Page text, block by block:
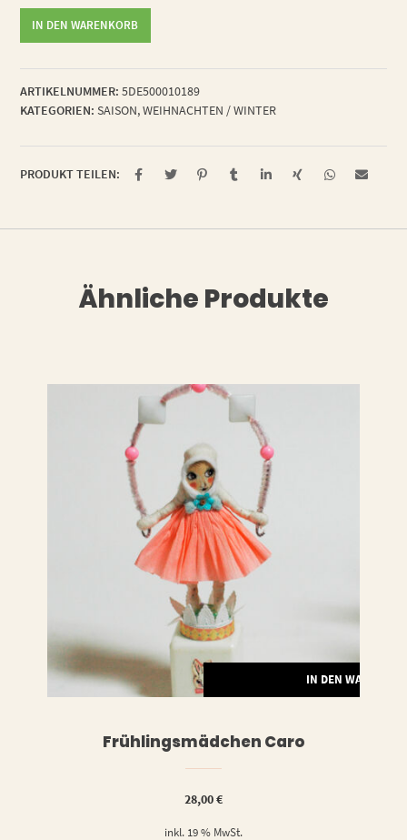
IN DEN WARENKORB
ARTIKELNUMMER: 5DE500010189
KATEGORIEN: SAISON,WEIHNACHTEN / WINTER
PRODUKT TEILEN:
Ähnliche Produkte
IN DEN
Frühlingsmädchen Caro
28,00€
inkl. 19 % MwSt.